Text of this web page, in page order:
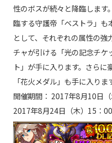
性のボスが続々と降臨します
臨する守護帝「ベストラ」も
として、それぞれの属性の
チャが引ける「光の記念チケ
ト」が手に入ります。さら
「花火メダル」も手に入りま
開催期間： 2017年8月10日
2017年8月24日（木）15：